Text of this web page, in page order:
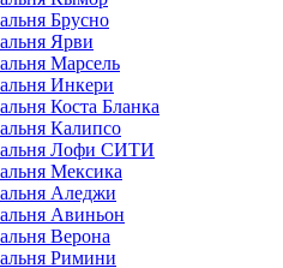
Брусно
Ярви
Марсель
Инкери
Коста Бланка
Калипсо
Лофи СИТИ
Мексика
Аледжи
Авиньон
Верона
Римини